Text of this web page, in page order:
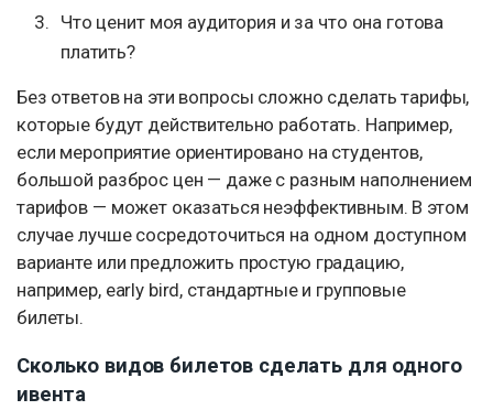
Что ценит моя аудитория и за что она готова
платить?
Без ответов на эти вопросы сложно сделать тарифы,
которые будут действительно работать. Например,
если мероприятие ориентировано на студентов,
большой разброс цен — даже с разным наполнением
тарифов — может оказаться неэффективным. В этом
случае лучше сосредоточиться на одном доступном
варианте или предложить простую градацию,
например, early bird, стандартные и групповые
билеты.
Сколько видов билетов сделать для одного
ивента